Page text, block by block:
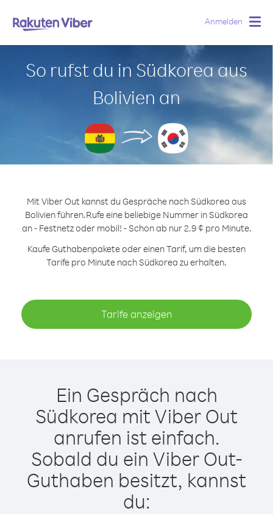
Anmelden
So rufst du in Südkorea aus
Bolivien an
Mit Viber Out kannst du Gespräche nach Südkorea aus
Bolivien führen.Rufe eine beliebige Nummer in Südkorea
an - Festnetz oder mobil! - Schon ab nur 2.9 ¢ pro Minute.
Kaufe Guthabenpakete oder einen Tarif, um die besten
Tarife pro Minute nach Südkorea zu erhalten.
Tarife anzeigen
Ein Gespräch nach
Südkorea mit Viber Out
anrufen ist einfach.
Sobald du ein Viber Out-
Guthaben besitzt, kannst
du: